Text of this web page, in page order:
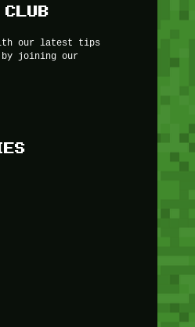
our latest tips
by joining our